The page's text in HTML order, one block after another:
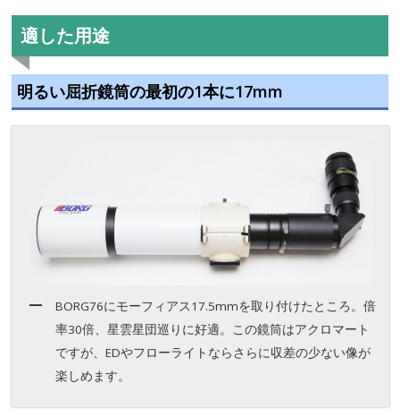
適した用途
明るい屈折鏡筒の最初の1本に17mm
BORG76にモーフィアス17.5mmを取り付けたところ。倍
率30倍、星雲星団巡りに好適。この鏡筒はアクロマート
ですが、EDやフローライトならさらに収差の少ない像が
楽しめます。